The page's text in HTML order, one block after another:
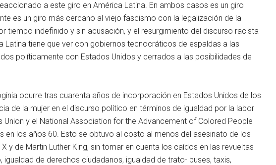
a este giro en América Latina. En ambos casos es un giro
es un giro más cercano al viejo fascismo con la legalización de la
tiempo indefinido y sin acusación, y el resurgimiento del discurso racista
Latina tiene que ver con gobiernos tecnocráticos de espaldas a las
políticamente con Estados Unidos y cerrados a las posibilidades de
ocurre tras cuarenta años de incorporación en Estados Unidos de los
de la mujer en el discurso político en términos de igualdad por la labor
Union y el National Association for the Advancement of Colored People
en los años 60. Esto se obtuvo al costo al menos del asesinato de los
y de Martin Luther King, sin tomar en cuenta los caídos en las revueltas
de derechos ciudadanos, igualdad de trato- buses, taxis,